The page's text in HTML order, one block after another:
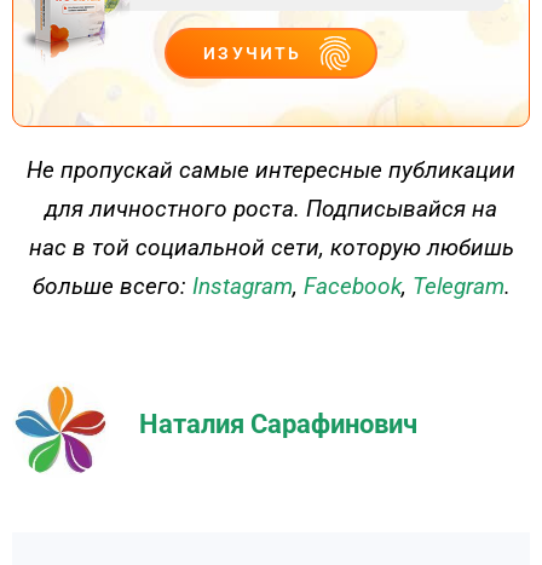
ИЗУЧИТЬ
ДЕЙСТВУЙ
Не пропускай самые интересные публикации
для личностного роста. Подписывайся на
нас в той социальной сети, которую любишь
больше всего: Instagram, Facebook, Telegram.
Наталия Сарафинович